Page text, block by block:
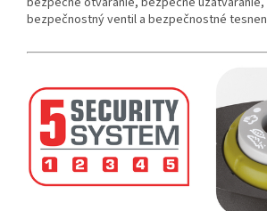
bezpečnostný ventil a bezpečnostné